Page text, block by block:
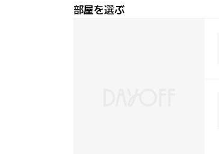
部屋を選ぶ